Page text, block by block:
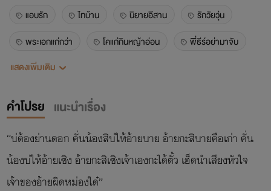
แอบรัก ไทบ้าน นิยายอีสาน
รักวัยวุ่น
พระเอกแก่กว่า
โคแก่กินหญ้าอ่อน
พี่ธีร์อย่ามาจับ
โรแมนติก
แสดงเพิ่มเติม
คำโปรย แนะนำเรื่อง
“บ่ต้องย่านดอก คั่นน้องสิบ่ให้อ้ายบาย อ้ายกะสิบายคือเก่า คั่น
น้องบ่ให้อ้ายเซิง อ้ายกะสิเซิงเจ้าเองกะได้ตั้ว เฮ็ดนำเสียงหัวใจ
เจ้าของอ้ายผิดหม่องใด๋”